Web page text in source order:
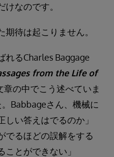
なのです。
待は起こりません。
れるCharles Baggage
from the Life of
の中でこう述べていま
Babbageさん、機械に
い答えはでるのか」
でるほどの誤解をする
ことができない」